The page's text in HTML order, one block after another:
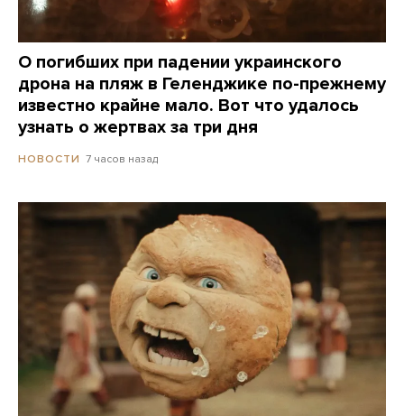
О погибших при падении украинского
дрона на пляж в Геленджике по-прежнему
известно крайне мало. Вот что удалось
узнать о жертвах за три дня
НОВОСТИ 7 часов назад